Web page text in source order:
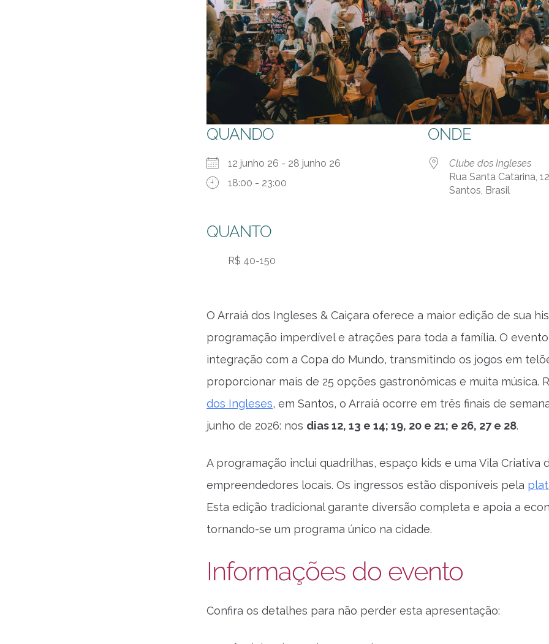
QUANDO
12 junho 26 - 28 junho 26
18:00 - 23:00
ONDE
Clube dos Ingleses
Rua Santa Catarina,
Santos, Brasil
QUANTO
R$ 40-150
O Arraiá dos Ingleses & Caiçara oferece a maior edição de sua
programação imperdível e atrações para toda a família. O
integração com a Copa do Mundo, transmitindo os jogos em
proporcionar mais de 25 opções gastronômicas e muita música.
dos Ingleses, em Santos, o Arraiá ocorre em três finais de
junho de 2026: nos dias 12, 13 e 14; 19, 20 e 21; e 26, 27 e 28.
A programação inclui quadrilhas, espaço kids e uma Vila Criativa
empreendedores locais. Os ingressos estão disponíveis pela
Esta edição tradicional garante diversão completa e apoia a
tornando-se um programa único na cidade.
Informações do evento
Confira os detalhes para não perder esta apresentação: